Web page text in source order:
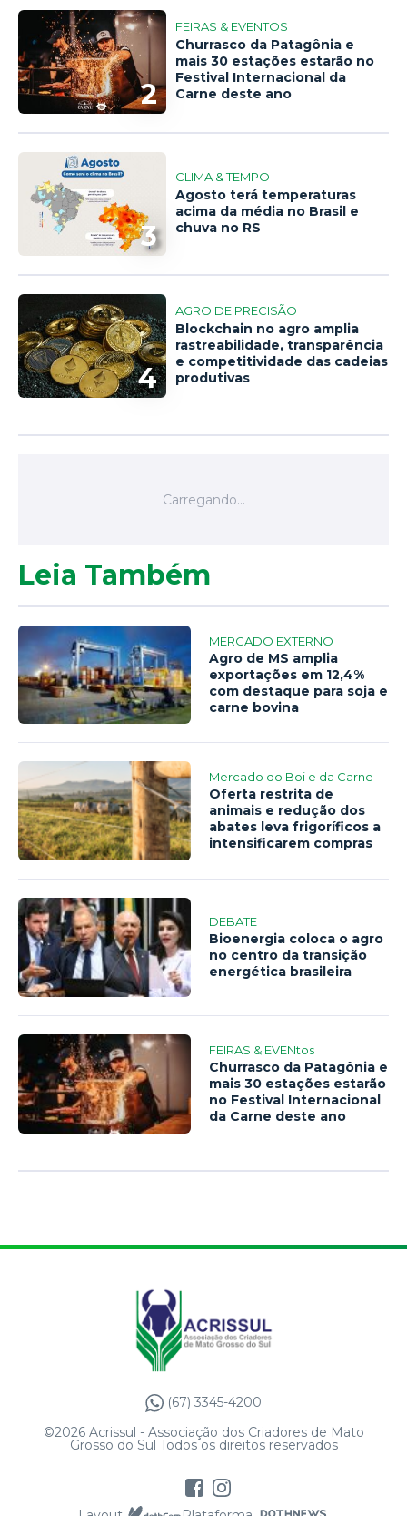
2
FEIRAS & EVENTOS
Churrasco da Patagônia e
mais 30 estações estarão no
Festival Internacional da
Carne deste ano
3
CLIMA & TEMPO
Agosto terá temperaturas
acima da média no Brasil e
chuva no RS
4
AGRO DE PRECISÃO
Blockchain no agro amplia
rastreabilidade, transparência
e competitividade das cadeias
produtivas
Leia Também
MERCADO EXTERNO
Agro de MS amplia
exportações em 12,4%
com destaque para soja e
carne bovina
Mercado do Boi e da Carne
Oferta restrita de
animais e redução dos
abates leva frigoríficos a
intensificarem compras
DEBATE
Bioenergia coloca o agro
no centro da transição
energética brasileira
FEIRAS & EVENtos
Churrasco da Patagônia e
mais 30 estações estarão
no Festival Internacional
da Carne deste ano
(67) 3345-4200
©2026 Acrissul - Associação dos Criadores de Mato
Grosso do Sul Todos os direitos reservados